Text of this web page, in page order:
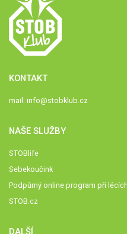
KONTAKT
mail: info@stobklub.cz
NAŠE SLUŽBY
STOBlife
Sebekoučink
Podpůrný online program při
STOB.cz
DALŠÍ